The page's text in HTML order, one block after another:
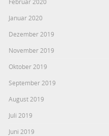
Januar 2020
Dezember 2019
November 2019
Oktober 2019
September 2019
August 2019
Juli 2019
Juni 2019